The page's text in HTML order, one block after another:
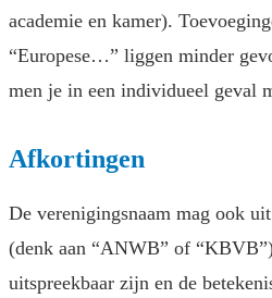
academie en kamer).
“Europese…” liggen minder
men je in een individueel geval
Afkortingen
De verenigingsnaam mag ook
(denk aan “ANWB” of
uitspreekbaar zijn en de